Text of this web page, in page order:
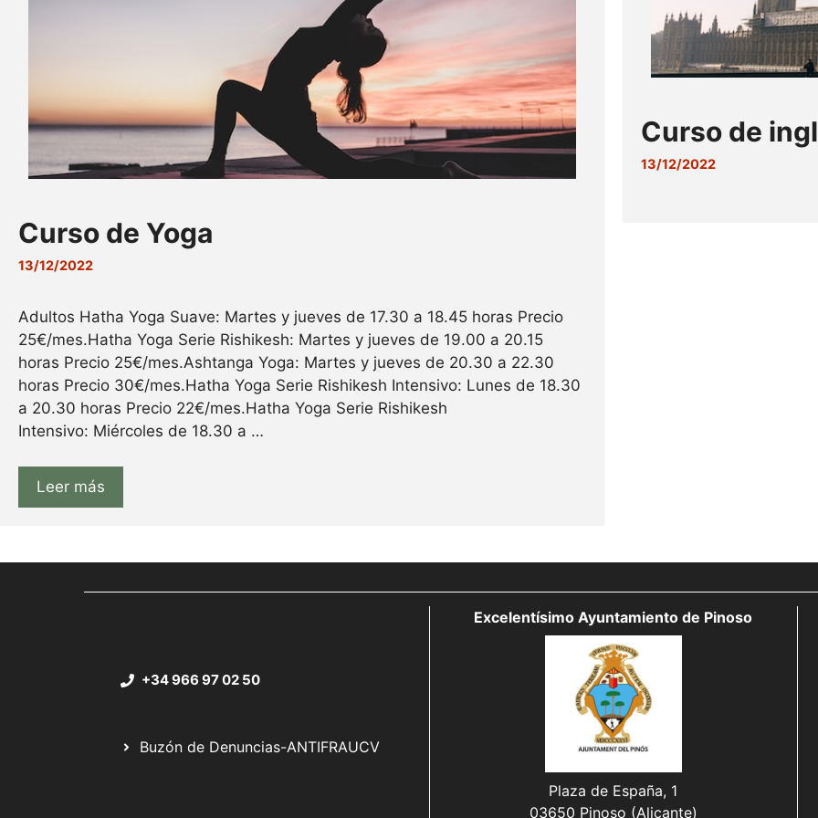
Curso de
13/12/2022
Curso de Yoga
13/12/2022
Adultos Hatha Yoga Suave: Martes y jueves de 17.30 a 18.45 horas Precio
25€/mes.Hatha Yoga Serie Rishikesh: Martes y jueves de 19.00 a 20.15
horas Precio 25€/mes.Ashtanga Yoga: Martes y jueves de 20.30 a 22.30
horas Precio 30€/mes.Hatha Yoga Serie Rishikesh Intensivo: Lunes de 18.30
a 20.30 horas Precio 22€/mes.Hatha Yoga Serie Rishikesh
Intensivo: Miércoles de 18.30 a …
Leer más
+34 966 97 02 50
Buzón de Denuncias-ANTIFRAUCV
Excelentísimo Ayuntamiento de Pinoso
Plaza de España, 1
03650 Pinoso (Alicante)